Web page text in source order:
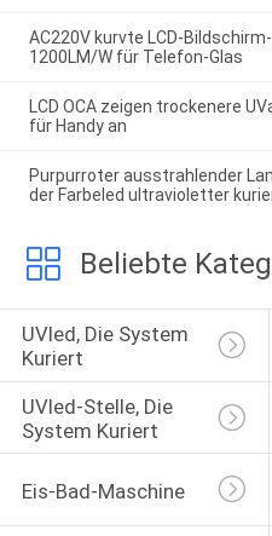
AC220V kurvte LCD-
1200LM/W für Telefon-Glas
LCD OCA zeigen trockenere
für Handy an
Purpurroter ausstrahlender
der Farbeled ultravioletter
Beliebte
UVled, Die System
Kuriert
UVled-Stelle, Die
System Kuriert
Eis-Bad-Maschine